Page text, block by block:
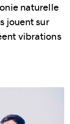
naturelle
jouent sur
vibrations